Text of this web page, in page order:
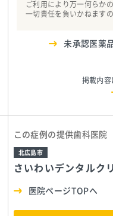
ご利用により万一何らか
一切責任を負いかねます
未承認医薬
掲載内容
この症例の提供歯科医院
さいわいデンタルク
北広島市
医院ページTOPへ